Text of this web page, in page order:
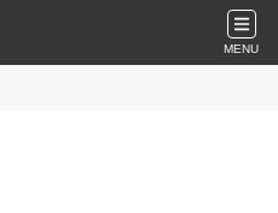
MENU